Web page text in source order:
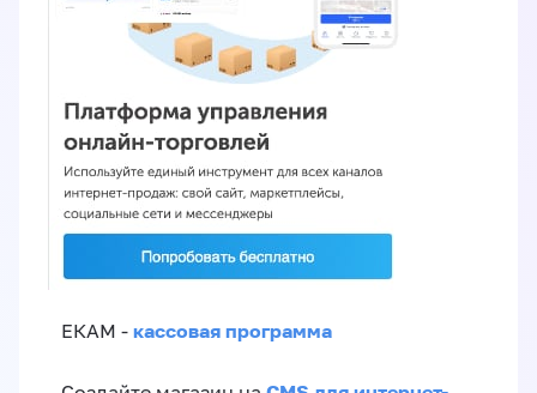
ЕКАМ - кассовая программа